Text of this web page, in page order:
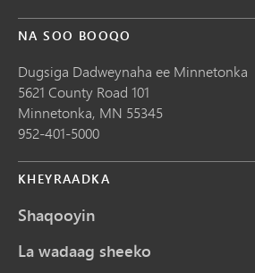
NA SOO BOOQO
Dugsiga Dadweynaha ee Minnetonka
5621 County Road 101
Minnetonka, MN 55345
952-401-5000
KHEYRAADKA
Shaqooyin
La wadaag sheeko